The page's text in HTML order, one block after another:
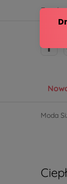
Zamów
Moda